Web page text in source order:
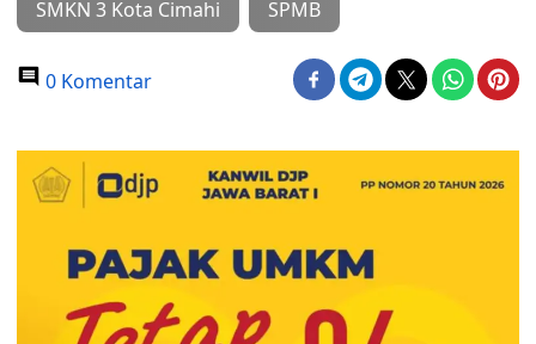
SMKN 3 Kota Cimahi SPMB
0 Komentar